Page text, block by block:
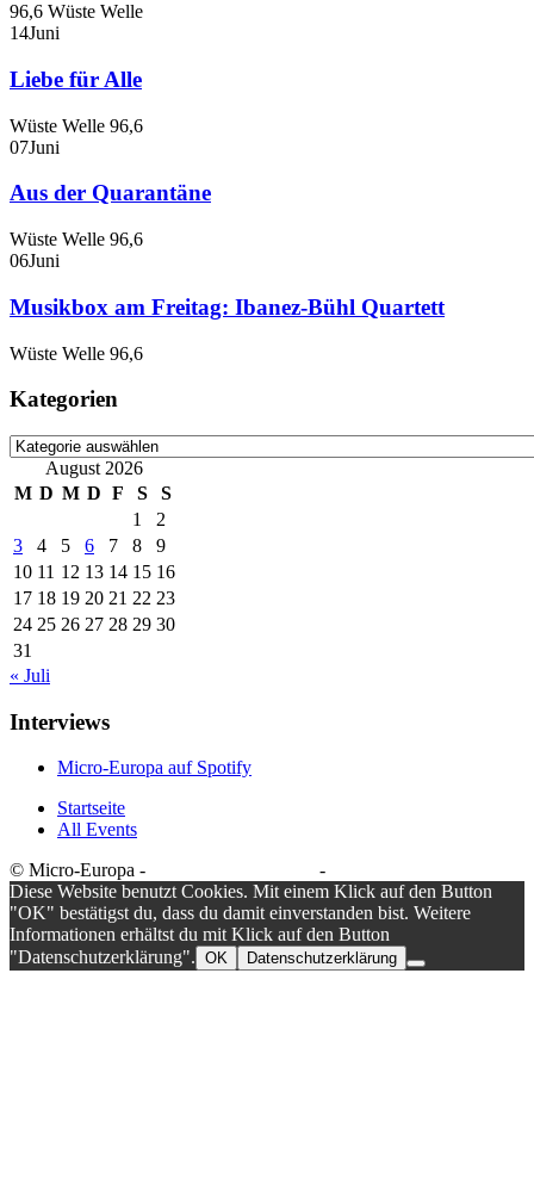
96,6 Wüste Welle
14Juni
Liebe für Alle
Wüste Welle 96,6
07Juni
Aus der Quarantäne
Wüste Welle 96,6
06Juni
Musikbox am Freitag: Ibanez-Bühl Quartett
Wüste Welle 96,6
Kategorien
Kategorien
August 2026
M D M D F S
S
1
2
3
4 5 6 7 8
9
10 11 12 13 14 15 16
17 18 19 20 21 22 23
24 25 26 27 28 29 30
31
« Juli
Interviews
Micro-Europa auf Spotify
Startseite
All Events
© Micro-Europa -
-
Diese Website benutzt Cookies. Mit einem Klick auf den Button
"OK" bestätigst du, dass du damit einverstanden bist. Weitere
Informationen erhältst du mit Klick auf den Button
"Datenschutzerklärung". OK Datenschutzerklärung